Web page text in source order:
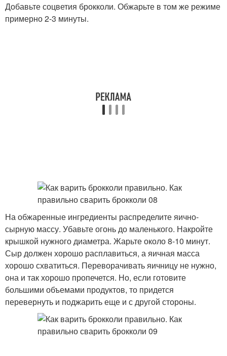
Добавьте соцветия брокколи. Обжарьте в том же режиме
примерно 2-3 минуты.
На обжаренные ингредиенты распределите яично-
сырную массу. Убавьте огонь до маленького. Накройте
крышкой нужного диаметра. Жарьте около 8-10 минут.
Сыр должен хорошо расплавиться, а яичная масса
хорошо схватиться. Переворачивать яичницу не нужно,
она и так хорошо пропечется. Но, если готовите
большими объемами продуктов, то придется
перевернуть и поджарить еще и с другой стороны.